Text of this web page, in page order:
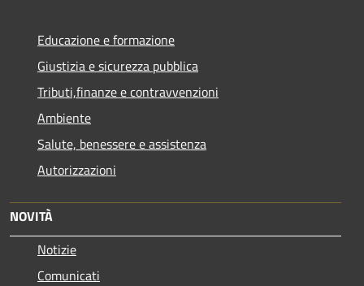
Educazione e formazione
Giustizia e sicurezza pubblica
Tributi,finanze e contravvenzioni
Ambiente
Salute, benessere e assistenza
Autorizzazioni
NOVITÀ
Notizie
Comunicati